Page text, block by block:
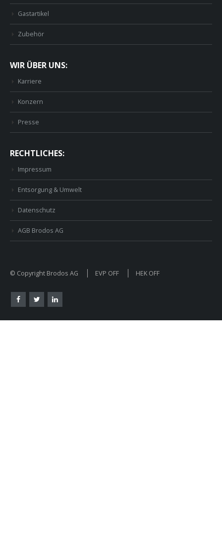
Gastartikel
Zubehör
WIR ÜBER UNS:
Karriere
Konzern
Presse
RECHTLICHES:
Impressum
Entsorgung & Umwelt
Datenschutz
AGB Brodos AG
© Copyright Brodos AG EVP OFF HEK OFF